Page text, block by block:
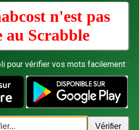
n'est pas
au Scrabble
pour vérifier vos mots facilement :